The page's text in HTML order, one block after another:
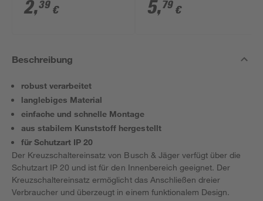
2,39 € 5,79 €
Beschreibung
robust verarbeitet
langlebiges Material
einfache und schnelle Montage
aus stabilem Kunststoff hergestellt
für Schutzart IP 20
Der Kreuzschaltereinsatz von Busch & Jäger verfügt über die
Schutzart IP 20 und ist für den Innenbereich geeignet. Der
Kreuzschaltereinsatz ermöglicht das Anschließen dreier
Verbraucher und überzeugt in einem funktionalem Design.